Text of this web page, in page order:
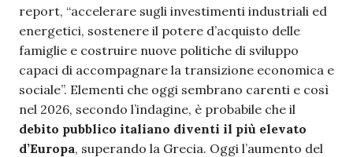
report, “accelerare sugli investimenti industriali ed
energetici, sostenere il potere d’acquisto delle
famiglie e costruire nuove politiche di sviluppo
capaci di accompagnare la transizione economica e
sociale”. Elementi che oggi sembrano carenti e così
nel 2026, secondo l’indagine, è probabile che il
debito pubblico italiano diventi il più elevato
d’Europa, superando la Grecia. Oggi l’aumento del